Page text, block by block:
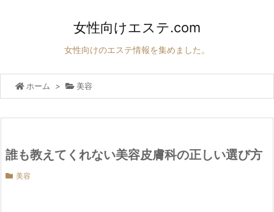
女性向けエステ.com
女性向けのエステ情報を集めました。
ホーム > 美容
誰も教えてくれない美容皮膚科の正しい選び方
美容